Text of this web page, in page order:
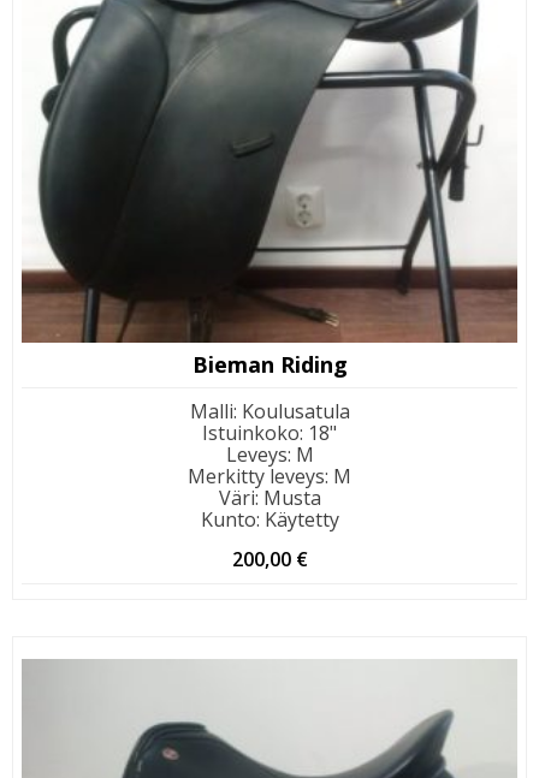
Bieman Riding
Malli: Koulusatula
Istuinkoko: 18"
Leveys: M
Merkitty leveys: M
Väri: Musta
Kunto: Käytetty
200,00 €